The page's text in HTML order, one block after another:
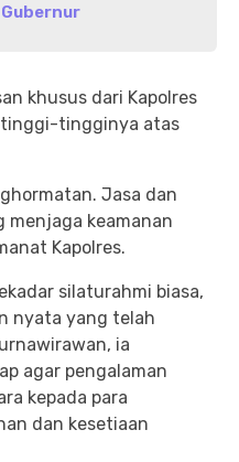
khusus dari Kapolres
tingginya atas
Jasa dan
menjaga keamanan
Kapolres.
silaturahmi biasa,
nyata yang telah
ia
agar pengalaman
kepada para
dan kesetiaan